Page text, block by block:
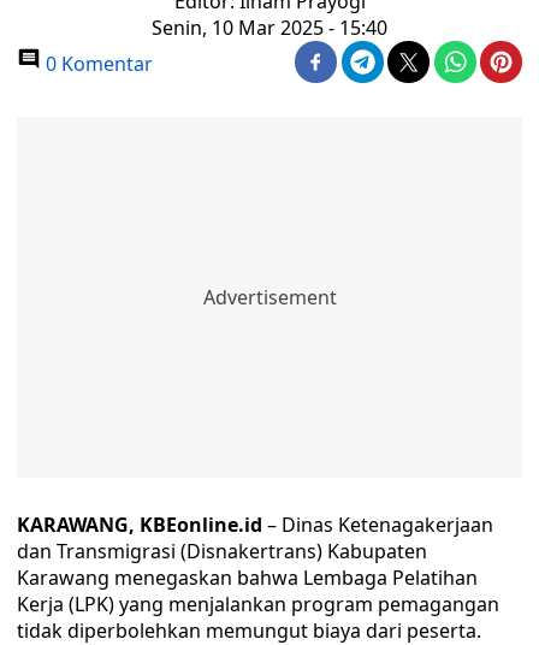
Senin, 10 Mar 2025 - 15:40
0 Komentar
KARAWANG, KBEonline.id – Dinas Ketenagakerjaan
dan Transmigrasi (Disnakertrans) Kabupaten
Karawang menegaskan bahwa Lembaga Pelatihan
Kerja (LPK) yang menjalankan program pemagangan
tidak diperbolehkan memungut biaya dari peserta.